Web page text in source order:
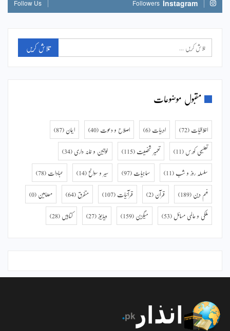
Instagram
Followers
Follow Us
مقبول موضوعات
اخلاقیات (72) ادبیات (6) اصلاح و دعوت (40) ایمان (87)
تعلیمی کورس (11) تعمیر شخصیت (115) خواتین و خانہ داری (34)
سلسلہ روز و شب (11) سماجیات (97) سیر و سوانح (14) عبادات (78)
فہم دین (189) قرآن (2) قرآنیات (107) متفرق (64) مضامین (0)
ملکی و عالمی مسائل (53) میگزین (159) ویڈیوز (27) کتابیں (28)